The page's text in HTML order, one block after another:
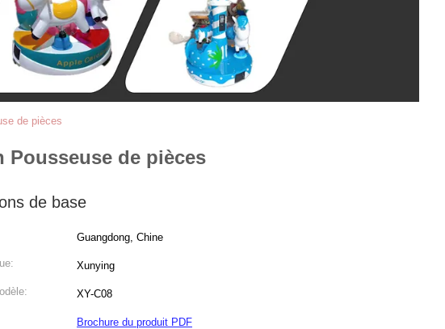
de pièces
Pousseuse de pièces
de base
Guangdong, Chine
Xunying
XY-C08
Brochure du produit PDF